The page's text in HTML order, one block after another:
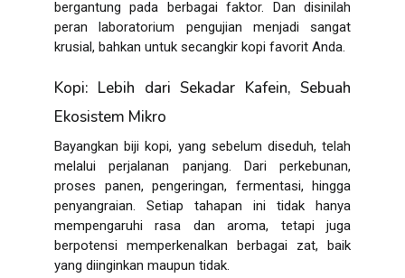
bergantung pada berbagai faktor. Dan disinilah
peranlaboratorium pengujian menjadi sangat
krusial, bahkan untuk secangkir kopi favorit Anda.
Kopi: Lebih dari Sekadar Kafein, Sebuah
Ekosistem Mikro
Bayangkan biji kopi, yang sebelum diseduh, telah
melalui perjalanan panjang. Dari perkebunan,
proses panen, pengeringan, fermentasi, hingga
penyangraian. Setiap tahapan ini tidak hanya
mempengaruhi rasa dan aroma, tetapi juga
berpotensi memperkenalkan berbagai zat, baik
yang diinginkan maupun tidak.